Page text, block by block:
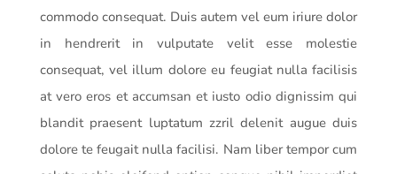
commodo consequat. Duis autem vel eum iriure dolor
in hendrerit in vulputate velit esse molestie
consequat, vel illum dolore eu feugiat nulla facilisis
at vero eros et accumsan et iusto odio dignissim qui
blandit praesent luptatum zzril delenit augue duis
dolore te feugait nulla facilisi. Nam liber tempor cum